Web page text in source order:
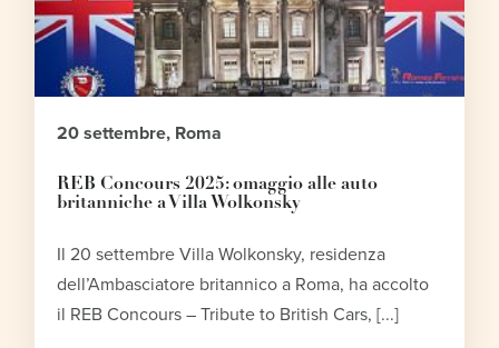
20 settembre, Roma
REB Concours 2025: omaggio alle auto
britanniche a Villa Wolkonsky
Il 20 settembre Villa Wolkonsky, residenza
dell’Ambasciatore britannico a Roma, ha accolto
il REB Concours – Tribute to British Cars, [...]